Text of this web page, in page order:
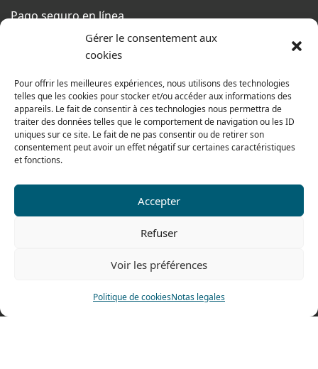
Gérer le consentement aux
cookies
Pour offrir les meilleures expériences, nous utilisons des technologies
telles que les cookies pour stocker et/ou accéder aux informations des
appareils. Le fait de consentir à ces technologies nous permettra de
traiter des données telles que le comportement de navigation ou les ID
uniques sur ce site. Le fait de ne pas consentir ou de retirer son
consentement peut avoir un effet négatif sur certaines caractéristiques
et fonctions.
Accepter
Refuser
Voir les préférences
Politique de cookiesNotas legales
Pago seguro en línea
Condiciones generales de venta
Del lunes al jueves
De 8h a 12h30 y de 13h30 a 17h20
El viernes
De 8h a 12h30 y de 13h30 a 16h
Fax: 0033 474 62 81 69
478 rue Alexandre Richetta